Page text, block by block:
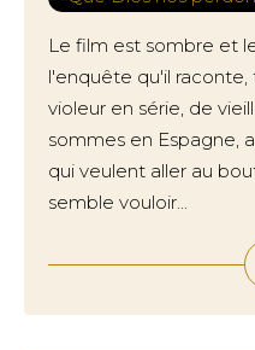
Le film est sombre et
l'enquête qu'il
violeur en série, de
sommes en Espagne,
qui veulent aller au
semble vouloir...